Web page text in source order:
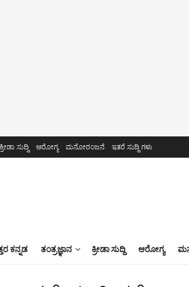
ಕ್ರೀಡಾ ಸುದ್ದಿ ಆರೋಗ್ಯ ಮನೋರಂಜನೆ ಇತರೆ ಸುದ್ದಿ ಗಳು
ಕನ್ನಡ ತಂತ್ರಜ್ಞಾನ ಕ್ರೀಡಾ ಸುದ್ದಿ ಆರೋಗ್ಯ